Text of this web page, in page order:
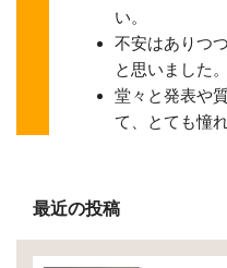
い。
不安はありつ
と思いました。
堂々と発表や
て、とても憧
最近の投稿